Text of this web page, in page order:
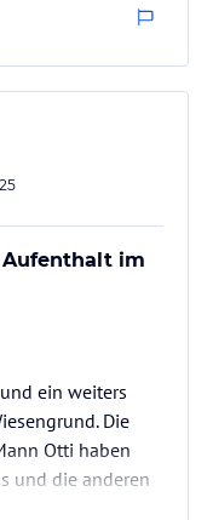
Aufenthalt im
ein weiters
Die
Otti haben
und die anderen